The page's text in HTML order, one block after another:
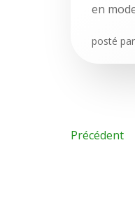
en
posté par
Précédent